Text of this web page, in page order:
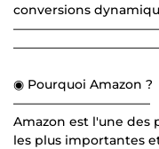
conversions
◉ Pourquoi Amazon ?
———————————
Amazon est l'une des
les plus importantes